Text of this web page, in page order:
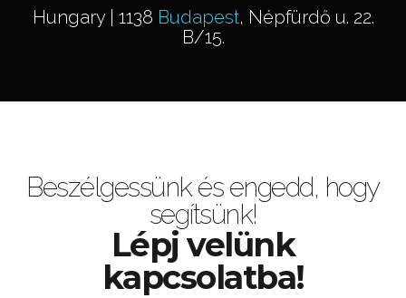
Hungary | 1138 Budapest, Népfürdő u. 22.
B/15.
Beszélgessünk és engedd, hogy
segítsünk!
Lépj velünk
kapcsolatba!